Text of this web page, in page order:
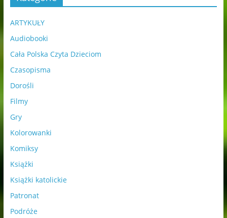
ARTYKUŁY
Audiobooki
Cała Polska Czyta Dzieciom
Czasopisma
Dorośli
Filmy
Gry
Kolorowanki
Komiksy
Książki
Książki katolickie
Patronat
Podróże